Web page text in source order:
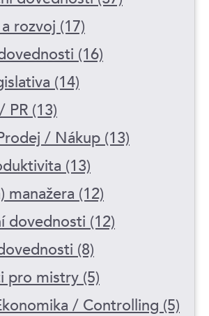
rozvoj (17)
(16)
(14)
PR (13)
/ Nákup (13)
(13)
manažera (12)
dovednosti (12)
(8)
pro mistry (5)
/ Controlling (5)